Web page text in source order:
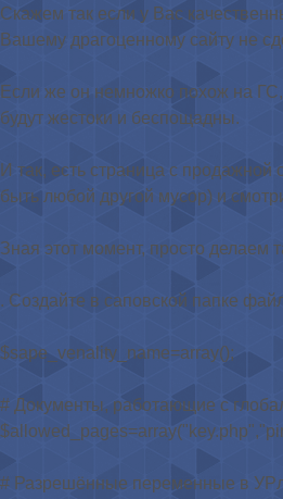
Скажем так если у Вас
Вашему драгоценному сайту не
Если же он немножко похож на ГС,
будут жестоки и беспощадны.
И так, есть страница с
быть любой другой мусор) и
Зная этот момент, просто делаем
. Создайте в саповской папке
$sape_venality_name=array();
# Документы, работающие с
# Разрешённые переменные в